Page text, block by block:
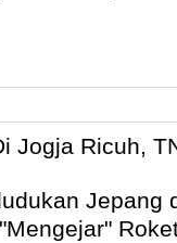
Jogja Ricuh,
Jepang